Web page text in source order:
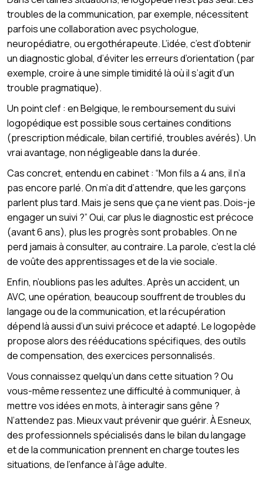
troubles de la communication, par exemple, nécessitent
parfois une collaboration avec psychologue,
neuropédiatre, ou ergothérapeute. L’idée, c’est d’obtenir
un diagnostic global, d’éviter les erreurs d’orientation (par
exemple, croire à une simple timidité là où il s’agit d’un
trouble pragmatique).
Un point clef : en Belgique, le remboursement du suivi
logopédique est possible sous certaines conditions
(prescription médicale, bilan certifié, troubles avérés). Un
vrai avantage, non négligeable dans la durée.
Cas concret, entendu en cabinet : “Mon fils a 4 ans, il n’a
pas encore parlé. On m’a dit d’attendre, que les garçons
parlent plus tard. Mais je sens que ça ne vient pas. Dois-je
engager un suivi ?” Oui, car plus le diagnostic est précoce
(avant 6 ans), plus les progrès sont probables. On ne
perd jamais à consulter, au contraire. La parole, c’est la clé
de voûte des apprentissages et de la vie sociale.
Enfin, n’oublions pas les adultes. Après un accident, un
AVC, une opération, beaucoup souffrent de troubles du
langage ou de la communication, et la récupération
dépend là aussi d’un suivi précoce et adapté. Le logopède
propose alors des rééducations spécifiques, des outils
de compensation, des exercices personnalisés.
Vous connaissez quelqu’un dans cette situation ? Ou
vous-même ressentez une difficulté à communiquer, à
mettre vos idées en mots, à interagir sans gêne ?
N’attendez pas. Mieux vaut prévenir que guérir. À Esneux,
des professionnels spécialisés dans le bilan du langage
et de la communication prennent en charge toutes les
situations, de l’enfance à l’âge adulte.